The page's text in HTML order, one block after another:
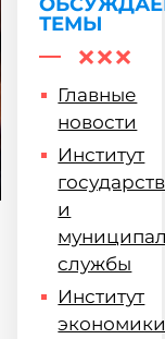
ТЕМЫ
Главные
новости
Институт
и
службы
Институт